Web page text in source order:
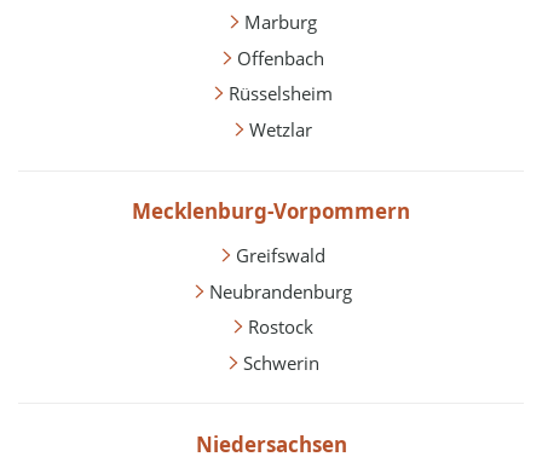
Marburg
Offenbach
Rüsselsheim
Wetzlar
Mecklenburg-Vorpommern
Greifswald
Neubrandenburg
Rostock
Schwerin
Niedersachsen